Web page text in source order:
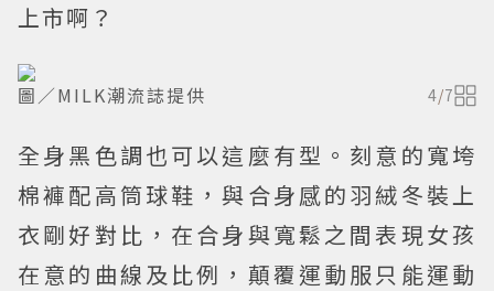
上市啊？
圖／MILK潮流誌提供 4/7
全身黑色調也可以這麼有型。刻意的寬垮
棉褲配高筒球鞋，與合身感的羽絨冬裝上
衣剛好對比，在合身與寬鬆之間表現女孩
在意的曲線及比例，顛覆運動服只能運動